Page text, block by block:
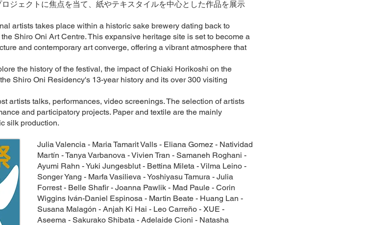
ジェクトに焦点を当て、紙やテキスタイルを中心とした作品を展示
artists takes place within a historic sake brewery dating back to
Shiro Oni Art Centre. This expansive heritage site is set to become a
and contemporary art converge, offering a vibrant atmosphere that
the history of the festival, the impact of Chiaki Horikoshi on the
Shiro Oni Residency's 13-year history and its over 300 visiting
artists talks, performances, video screenings. The selection of artists
and participatory projects. Paper and textile are the mainly
silk production.
JuliaValencia - MariaTamaritValls - Eliana Gomez - Natividad
Martín - Tanya Varbanova - Vivien Tran - Samaneh Roghani -
Ayumi Rahn - Yuki Jungesblut - Bettina Mileta - Vilma Leino -
Songer Yang - MarfaVasilieva - Yoshiyasu Tamura - Julia
Forrest - Belle Shafir - Joanna Pawlik - Mad Paule - Corin
Wiggins Iván-Daniel Espinosa - Martin Beate - Huang Lan -
Susana Malagón - Anjah Ki Hai - Leo Carreño - XUE -
Aseema - Sakurako Shibata - Adelaide Cioni - Natasha